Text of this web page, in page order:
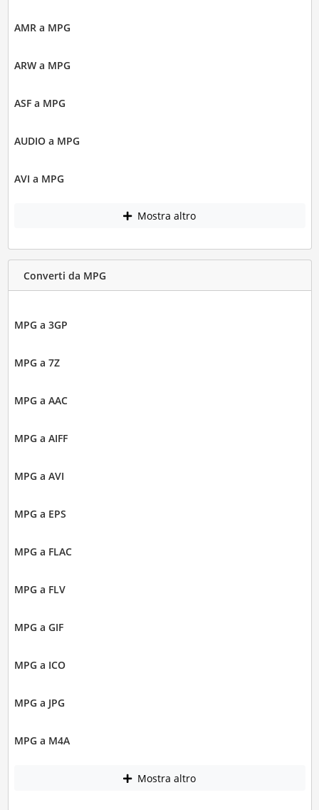
AMR a MPG
ARW a MPG
ASF a MPG
AUDIO a MPG
AVI a MPG
Mostra altro
Converti da MPG
MPG a 3GP
MPG a 7Z
MPG a AAC
MPG a AIFF
MPG a AVI
MPG a EPS
MPG a FLAC
MPG a FLV
MPG a GIF
MPG a ICO
MPG a JPG
MPG a M4A
Mostra altro